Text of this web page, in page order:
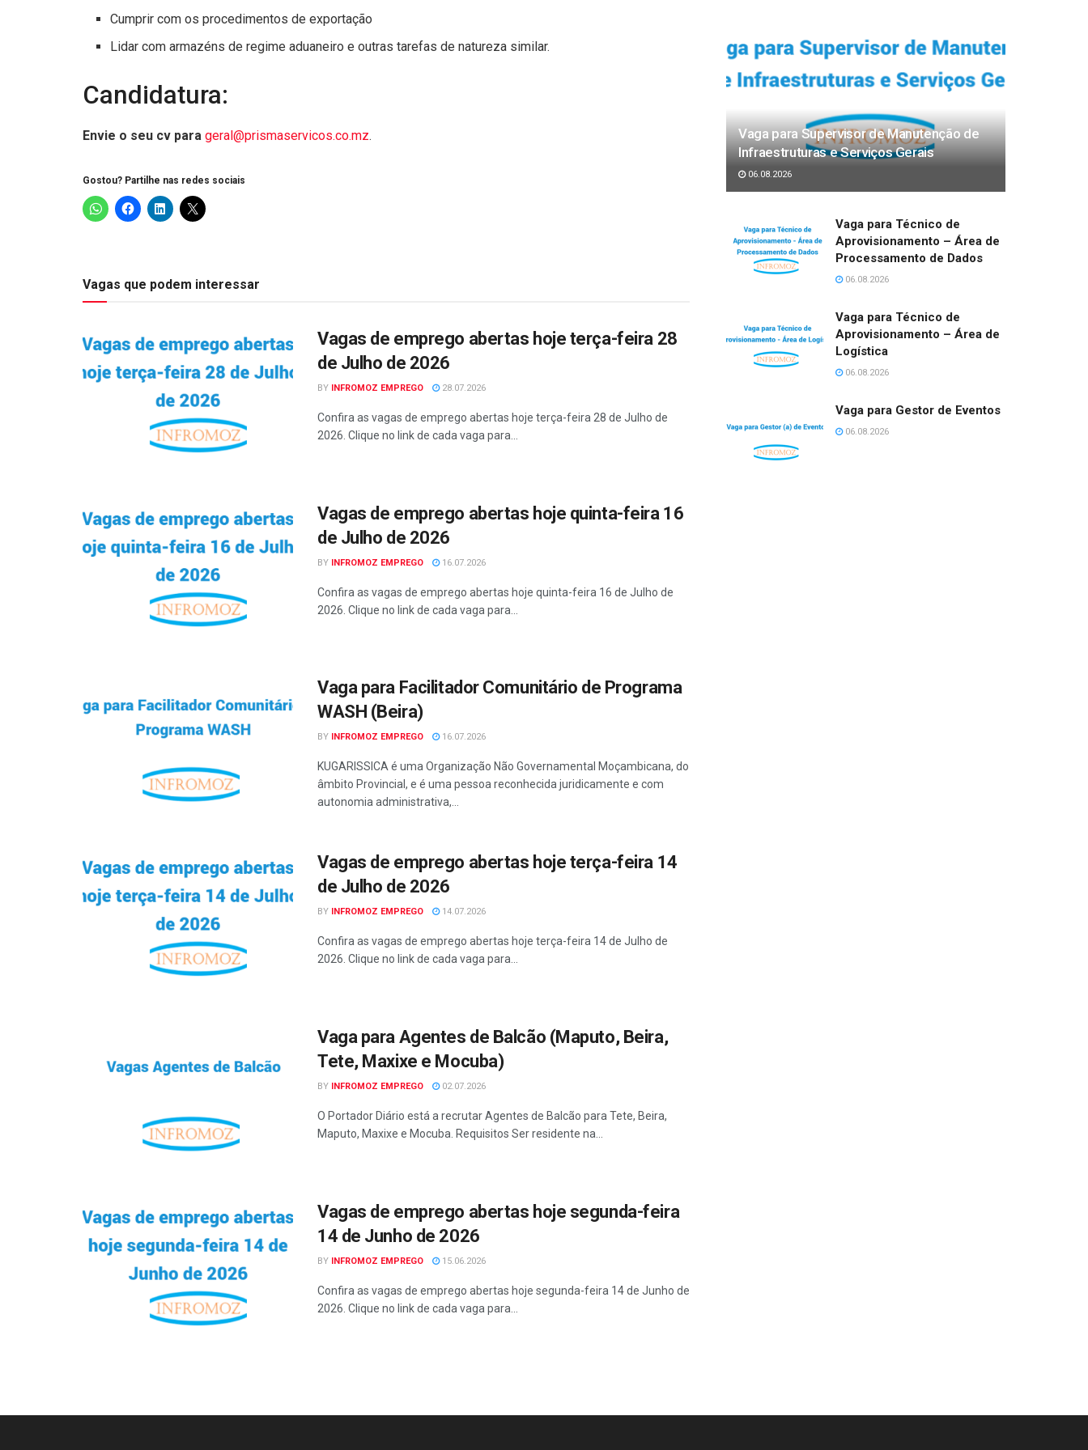
Cumprir com os procedimentos de exportação
Lidar com armazéns de regime aduaneiro e outras tarefas de natureza similar.
Candidatura:
Envie o seu cv para geral@prismaservicos.co.mz.
Gostou? Partilhe nas redes sociais
Vagas que podem interessar
Vagas de emprego abertas hoje terça-feira 28
de Julho de 2026
BY INFROMOZ EMPREGO 28.07.2026
Confira as vagas de emprego abertas hoje terça-feira 28 de Julho de
2026. Clique no link de cada vaga para...
Vagas de emprego abertas hoje quinta-feira 16
de Julho de 2026
BY INFROMOZ EMPREGO 16.07.2026
Confira as vagas de emprego abertas hoje quinta-feira 16 de Julho de
2026. Clique no link de cada vaga para...
Vaga para Facilitador Comunitário de Programa
WASH (Beira)
BY INFROMOZ EMPREGO 16.07.2026
KUGARISSICA é uma Organização Não Governamental Moçambicana, do
âmbito Provincial, e é uma pessoa reconhecida juridicamente e com
autonomia administrativa,...
Vagas de emprego abertas hoje terça-feira 14
de Julho de 2026
BY INFROMOZ EMPREGO 14.07.2026
Confira as vagas de emprego abertas hoje terça-feira 14 de Julho de
2026. Clique no link de cada vaga para...
Vaga para Agentes de Balcão (Maputo, Beira,
Tete, Maxixe e Mocuba)
BY INFROMOZ EMPREGO 02.07.2026
O Portador Diário está a recrutar Agentes de Balcão para Tete, Beira,
Maputo, Maxixe e Mocuba. Requisitos Ser residente na...
Vagas de emprego abertas hoje segunda-feira
14 de Junho de 2026
BY INFROMOZ EMPREGO 15.06.2026
Confira as vagas de emprego abertas hoje segunda-feira 14 de Junho de
2026. Clique no link de cada vaga para...
Vaga para Supervisor de Manutenção de
Infraestruturas e Serviços Gerais
06.08.2026
Vaga para Técnico de
Aprovisionamento – Área de
Processamento de Dados
06.08.2026
Vaga para Técnico de
Aprovisionamento – Área de
Logística
06.08.2026
Vaga para Gestor de Eventos
06.08.2026